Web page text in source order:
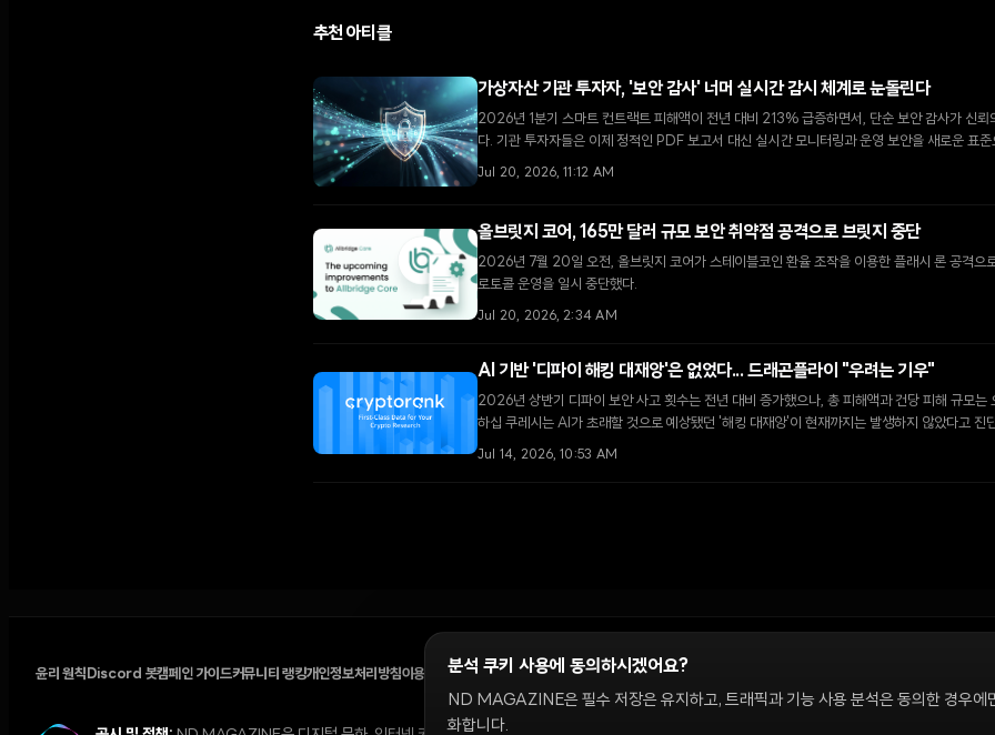
추천 아티클
가상자산 기관 투자자, '보안 감사' 너머 실시간 감시 체계로 눈돌린다
2026년 1분기 스마트 컨트랙트 피해액이 전년 대비 213% 급증하면서, 단순 보안 감사가 신뢰
다. 기관 투자자들은 이제 정적인 PDF 보고서 대신 실시간 모니터링과 운영 보안을 새로운 표준
Jul 20, 2026, 11:12 AM
올브릿지 코어, 165만 달러 규모 보안 취약점 공격으로 브릿지 중단
2026년 7월 20일 오전, 올브릿지 코어가 스테이블코인 환율 조작을 이용한 플래시 론 공격으
로토콜 운영을 일시 중단했다.
Jul 20, 2026, 2:34 AM
AI 기반 '디파이 해킹 대재앙'은 없었다... 드래곤플라이 "우려는 기우"
2026년 상반기 디파이 보안 사고 횟수는 전년 대비 증가했으나, 총 피해액과 건당 피해 규모는
하십 쿠레시는 AI가 초래할 것으로 예상됐던 '해킹 대재앙'이 현재까지는 발생하지 않았다고 진
Jul 14, 2026, 10:53 AM
윤리 원칙 Discord 봇캠페인 가이드커뮤니티 랭킹개인정보처리방침이용약관 쿠키 설정
분석 쿠키 사용에 동의하시겠어요?
ND MAGAZINE은 필수 저장은 유지하고, 트래픽과 기능 사용 분석은 동의한 경우에
화합니다.